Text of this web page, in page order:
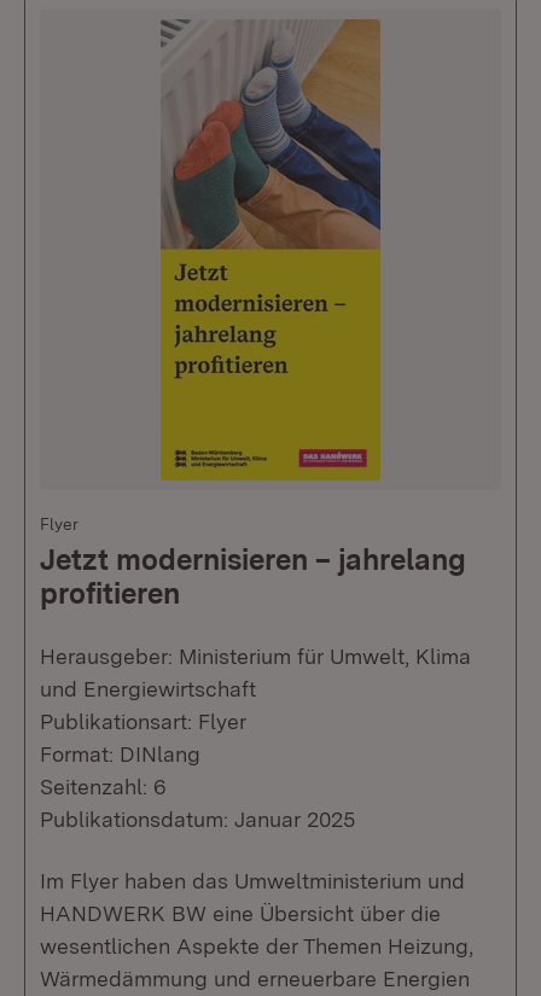
Flyer
Jetzt modernisieren – jahrelang
profitieren
Herausgeber: Ministerium für Umwelt, Klima
und Energiewirtschaft
Publikationsart: Flyer
Format: DINlang
Seitenzahl: 6
Publikationsdatum: Januar 2025
Im Flyer haben das Umweltministerium und
HANDWERK BW eine Übersicht über die
wesentlichen Aspekte der Themen Heizung,
Wärmedämmung und erneuerbare Energien